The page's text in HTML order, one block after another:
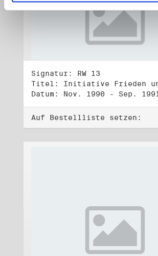
Signatur: RW 13
Datum: Nov. 1990 - Sep. 1991
Auf Bestellliste setzen: